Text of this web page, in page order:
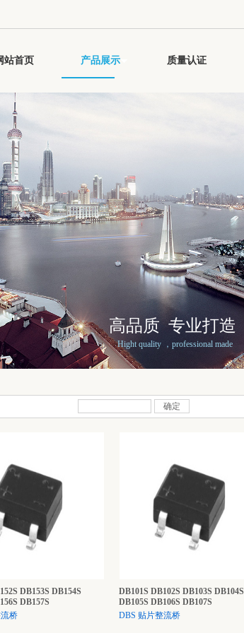
站首页 产品展示 质量认证
高品质 专业打造
Hight quality ，professional made
确定
DB153S DB154S
DB157S
桥
DB101S DB102S DB103S DB104S
DB105S DB106S DB107S
DBS 贴片整流桥